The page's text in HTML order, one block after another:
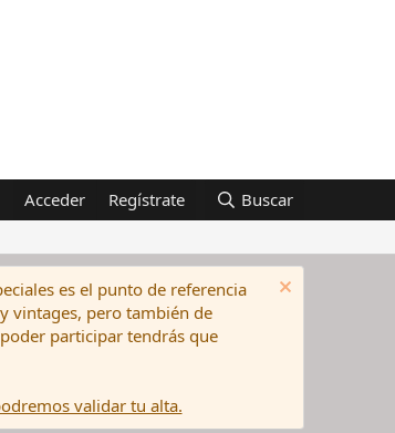
Acceder Regístrate Buscar
es el punto de referencia
vintages, pero también de
participar tendrás que
validar tu alta.